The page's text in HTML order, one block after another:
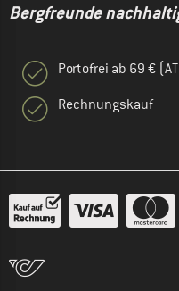
Bergfreunde
Portofrei ab 69 €
Rechnungskauf